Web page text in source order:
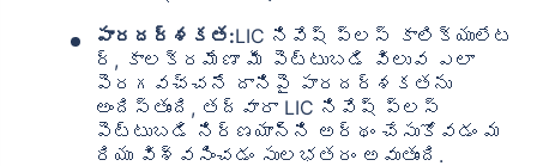
పారదర్శకత:LIC నివేష్ ప్లస్ కాలిక్యులేట
ర్, కాలక్రమేణా మీ పెట్టుబడి విలువ ఎలా
పెరగవచ్చనే దానిపై పారదర్శకతను
అందిస్తుంది, తద్వారా LIC నివేష్ ప్లస్
పెట్టుబడి నిర్ణయాన్ని అర్థం చేసుకోవడం మ
రియు విశ్వసించడం సులభతరం అవుతుంది.